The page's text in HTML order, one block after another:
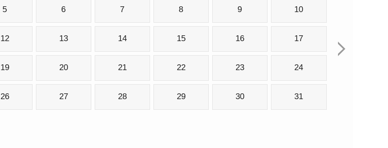
5 6 7 8 9 10
12 13 14 15 16 17
19 20 21 22 23 24
26 27 28 29 30 31